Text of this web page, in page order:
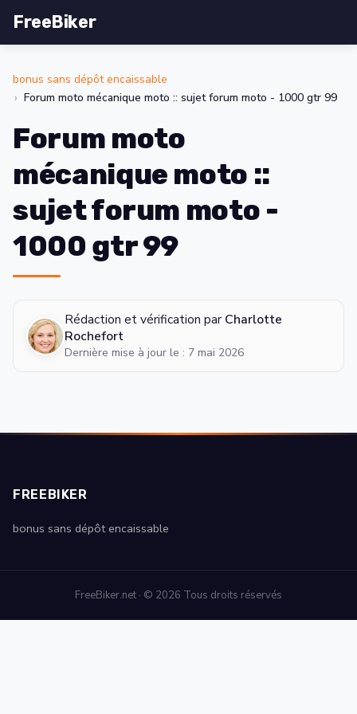
FreeBiker
bonus sans dépôt encaissable
Forum moto mécanique moto :: sujet forum moto - 1000 gtr 99
Forum moto
mécanique moto ::
sujet forum moto -
1000 gtr 99
Rédaction et vérification par Charlotte
Rochefort
Dernière mise à jour le : 7 mai 2026
FREEBIKER
bonus sans dépôt encaissable
FreeBiker.net · © 2026 Tous droits réservés